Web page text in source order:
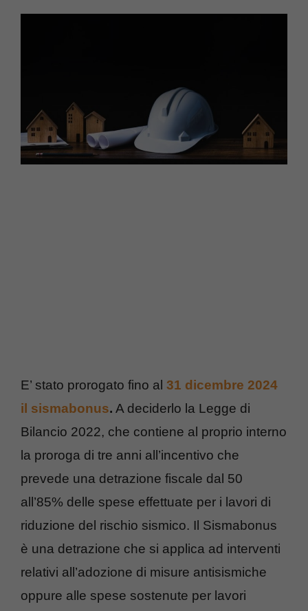
E’ stato prorogato fino al 31 dicembre 2024
il sismabonus. A deciderlo la Legge di
Bilancio 2022, che contiene al proprio interno
la proroga di tre anni all’incentivo che
prevede una detrazione fiscale dal 50
all’85% delle spese effettuate per i lavori di
riduzione del rischio sismico. Il Sismabonus
è una detrazione che si applica ad interventi
relativi all’adozione di misure antisismiche
oppure alle spese sostenute per lavori